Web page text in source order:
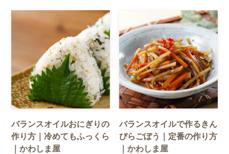
バランスオイルおにぎりの
作り方｜冷めてもふっくら
｜かわしま屋
バランスオイルで作るきん
ぴらごぼう｜定番の作り方
｜かわしま屋